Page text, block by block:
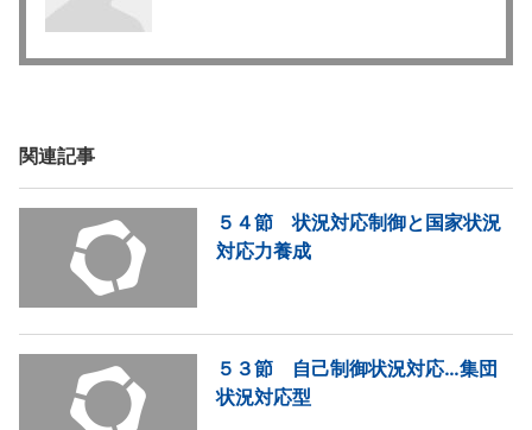
関連記事
５４節 状況対応制御と国家状況
対応力養成
５３節 自己制御状況対応…集団
状況対応型